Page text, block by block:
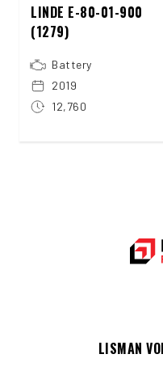
LINDE E-80-01-900
(1279)
Battery
2019
12,760
LISMAN